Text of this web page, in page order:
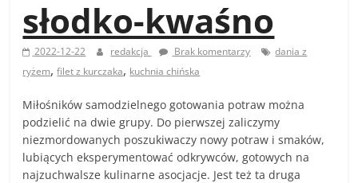
słodko-kwaśno
2022-12-22 redakcja Brak komentarzy
dania z
ryżem,filet z kurczaka, kuchnia chińska
Miłośników samodzielnego gotowania potraw można
podzielić na dwie grupy. Do pierwszej zaliczymy
niezmordowanych poszukiwaczy nowy potraw i smaków,
lubiących eksperymentować odkrywców, gotowych na
najzuchwalsze kulinarne asocjacje. Jest też ta druga